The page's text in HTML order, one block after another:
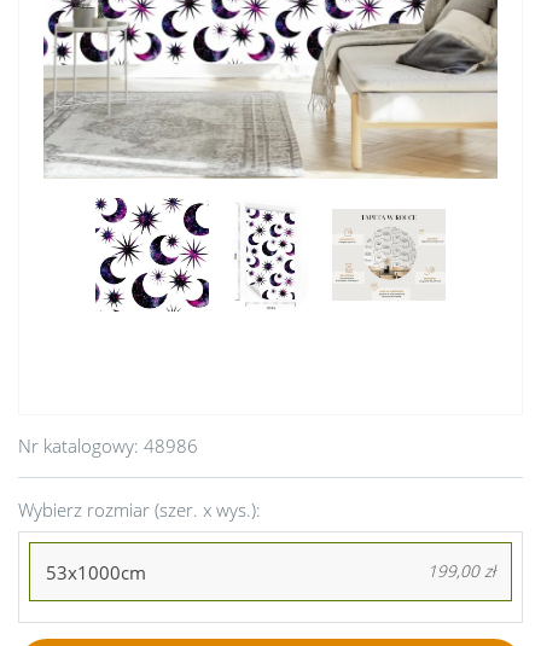
Nr katalogowy: 48986
Wybierz rozmiar (szer. x wys.):
53x1000cm 199,00 zł